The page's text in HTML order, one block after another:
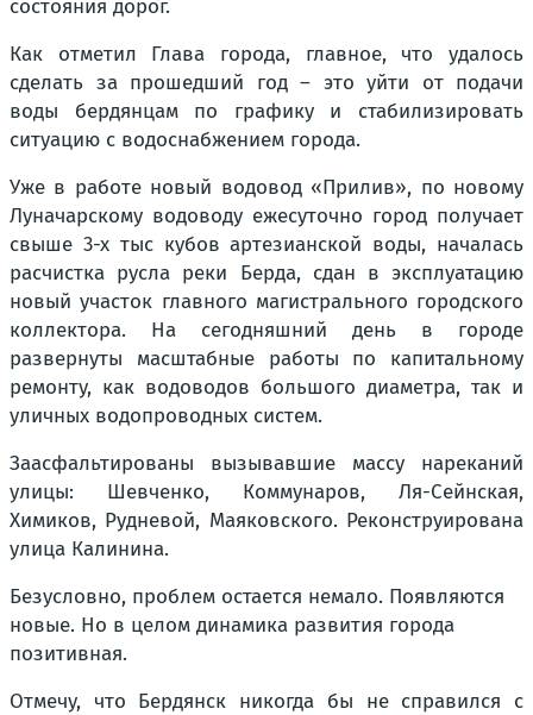
состояния дорог.
Как отметил Глава города, главное, что удалось
сделать за прошедший год – это уйти от подачи
воды бердянцам по графику и стабилизировать
ситуацию с водоснабжением города.
Уже в работе новый водовод «Прилив», по новому
Луначарскому водоводу ежесуточно город получает
свыше 3-х тыс кубов артезианской воды, началась
расчистка русла реки Берда, сдан в эксплуатацию
новый участок главного магистрального городского
коллектора. На сегодняшний день в городе
развернуты масштабные работы по капитальному
ремонту, как водоводов большого диаметра, так и
уличных водопроводных систем.
Заасфальтированы вызывавшие массу нареканий
улицы: Шевченко, Коммунаров, Ля-Сейнская,
Химиков, Рудневой, Маяковского. Реконструирована
улица Калинина.
Безусловно, проблем остается немало. Появляются
новые. Но в целом динамика развития города
позитивная.
Отмечу, что Бердянск никогда бы не справился с